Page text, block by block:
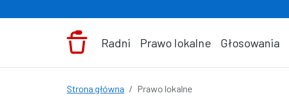
Radni Prawo lokalne Głosowania
Strona główna Prawo lokalne